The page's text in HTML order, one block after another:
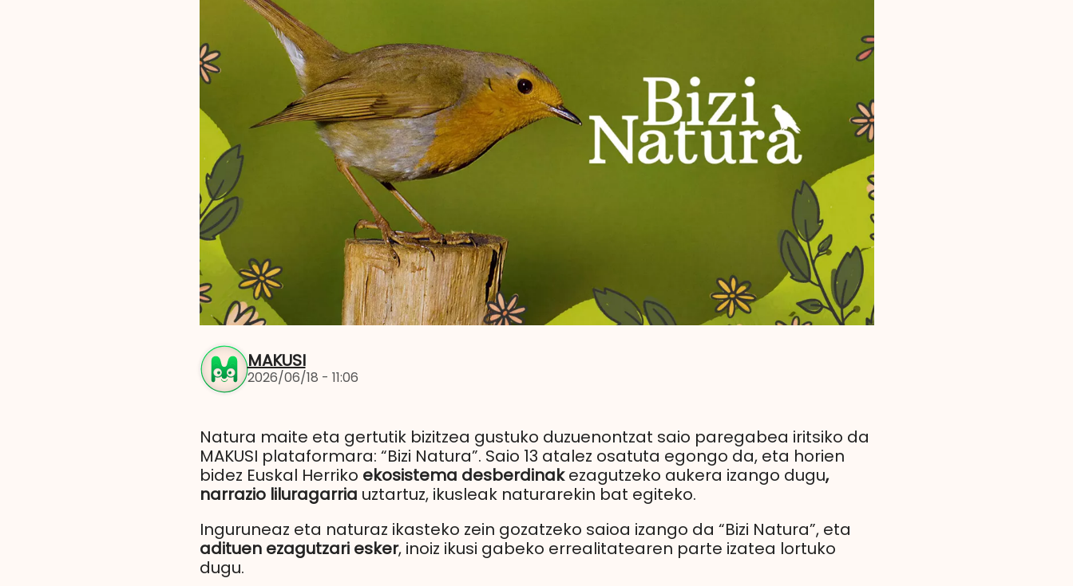
MAKUSI
2026/06/18 - 11:06
Natura maite eta gertutik bizitzea gustuko duzuenontzat saio paregabea iritsiko da
MAKUSI plataformara: “Bizi Natura”. Saio 13 atalez osatuta egongo da, eta horien
bidez Euskal Herriko ekosistema desberdinakezagutzeko aukera izango dugu,
narrazio liluragarria uztartuz, ikusleak naturarekin bat egiteko.
Inguruneaz eta naturaz ikasteko zein gozatzeko saioa izango da “Bizi Natura”, eta
adituen ezagutzari esker, inoiz ikusi gabeko errealitatearen parte izatea lortuko
dugu.